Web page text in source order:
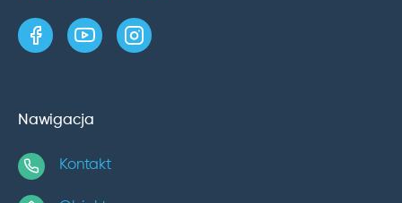
strona w serwisie Facebook
kanał w serwisie YouTube
profil w serwisie Instagram
Nawigacja
Kontakt